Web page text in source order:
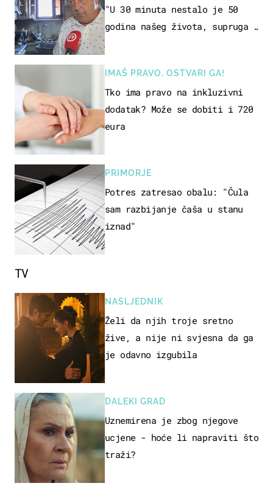
"U 30 minuta nestalo je 50
godina našeg života, supruga i
IMAŠ PRAVO, OSTVARI GA!
Tko ima pravo na inkluzivni
dodatak? Može se dobiti i 720
eura
PRIMORJE
Potres zatresao obalu: "Čula
sam razbijanje čaša u stanu
iznad"
TV
NASLJEDNIK
Želi da njih troje sretno
žive, a nije ni svjesna da ga
je odavno izgubila
DALEKI GRAD
Uznemirena je zbog njegove
ucjene - hoće li napraviti što
traži?